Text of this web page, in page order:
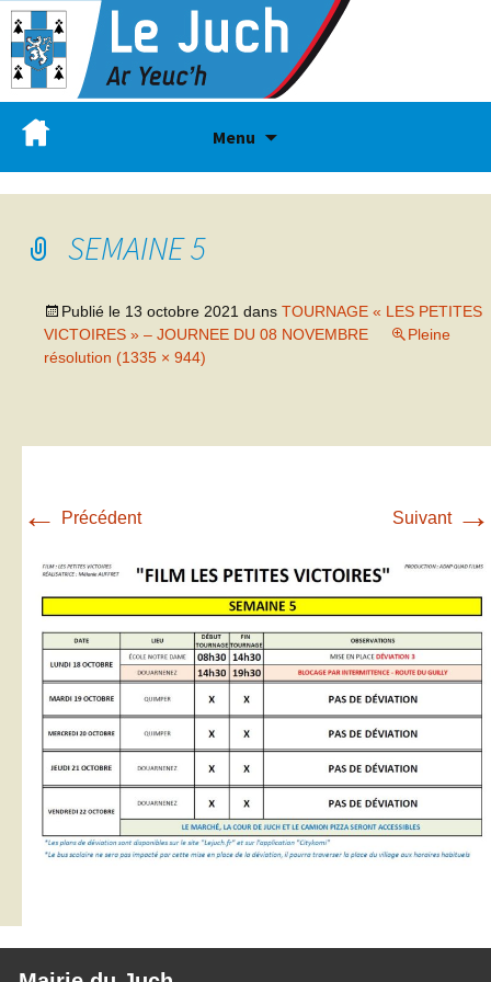
Menu
SEMAINE 5
Publié le 13 octobre 2021 dans TOURNAGE « LES PETITES
VICTOIRES » – JOURNEE DU 08 NOVEMBRE
Pleine
résolution (1335 × 944)
← Précédent Suivant →